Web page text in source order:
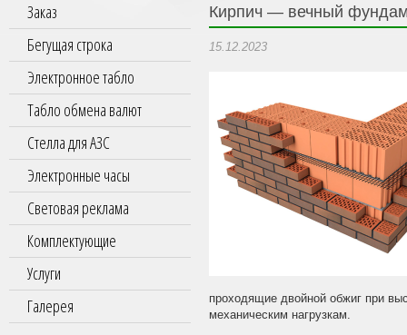
Заказ
Бегущая строка
Электронное табло
Табло обмена валют
Стелла для АЗС
Электронные часы
Световая реклама
Комплектующие
Услуги
Галерея
Кирпич — вечный
15.12.2023
проходящие двойной обжиг при
механическим нагрузкам.